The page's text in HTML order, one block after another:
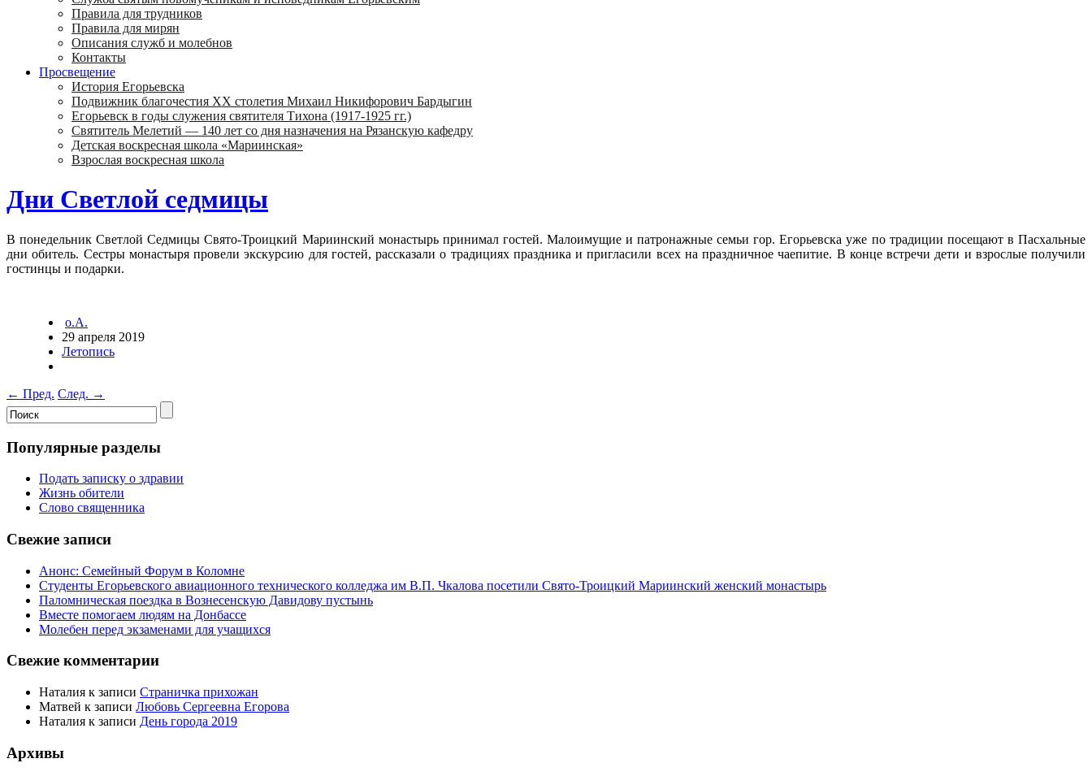
Правила для трудников
Правила для мирян
Описания служб и молебнов
Контакты
Просвещение
История Егорьевска
Подвижник благочестия ХХ столетия Михаил Никифорович Бардыгин
Егорьевск в годы служения святителя Тихона (1917-1925 гг.)
Святитель Мелетий — 140 лет со дня назначения на Рязанскую кафедру
Детская воскресная школа «Мариинская»
Взрослая воскресная школа
Дни Светлой седмицы
В понедельник Светлой Седмицы Свято-Троицкий Мариинский монастырь принимал гостей. Малоимущие и патронажные семьи гор. Егорьевска уже по традиции посещают в Пасхальные
дни обитель. Сестры монастыря провели экскурсию для гостей, рассказали о традициях праздника и пригласили всех на праздничное чаепитие. В конце встречи дети и взрослые получили
гостинцы и подарки.
о.А.
29 апреля 2019
Летопись
← Пред. След. →
Популярные разделы
Подать записку о здравии
Жизнь обители
Слово священника
Свежие записи
Анонс: Семейный Форум в Коломне
Студенты Егорьевского авиационного технического колледжа им В.П. Чкалова посетили Свято-Троицкий Мариинский женский монастырь
Паломническая поездка в Вознесенскую Давидову пустынь
Вместе помогаем людям на Донбассе
Молебен перед экзаменами для учащихся
Свежие комментарии
Наталия к записи Страничка прихожан
Матвей к записи Любовь Сергеевна Егорова
Наталия к записи День города 2019
Архивы